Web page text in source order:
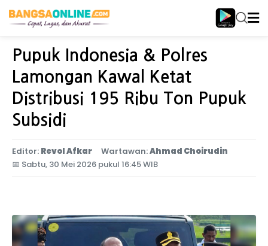
Home Jawa Timur
Pupuk Indonesia & Polres
Lamongan Kawal Ketat
Distribusi 195 Ribu Ton Pupuk
Subsidi
Editor: Revol Afkar Wartawan:Ahmad Choirudin
📅 Sabtu, 30 Mei 2026 pukul 16:45 WIB